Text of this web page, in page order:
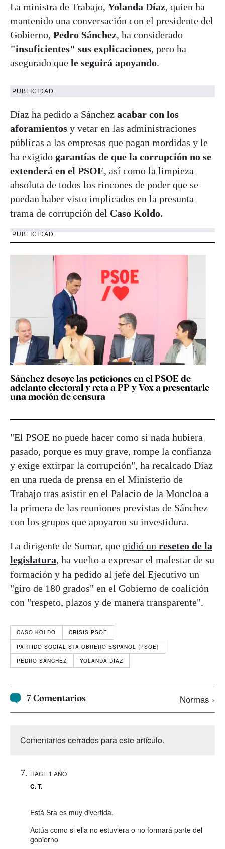
La ministra de Trabajo, Yolanda Díaz, quien ha
mantenido una conversación con el presidente del
Gobierno, Pedro Sánchez, ha considerado
"insuficientes" sus explicaciones, pero ha
asegurado que le seguirá apoyando.
PUBLICIDAD
Díaz ha pedido a Sánchez acabar con los
aforamientos y vetar en las administraciones
públicas a las empresas que pagan mordidas y le
ha exigido garantías de que la corrupción no se
extenderá en el PSOE, así como la limpieza
absoluta de todos los rincones de poder que se
puedan haber visto implicados en la presunta
trama de corrupción del Caso Koldo.
PUBLICIDAD
Sánchez desoye las peticiones en el PSOE de
adelanto electoral y reta a PP y Vox a presentarle
una moción de censura
"El PSOE no puede hacer como si nada hubiera
pasado, porque es muy grave, rompe la confianza
y exige extirpar la corrupción", ha recalcado Díaz
en una rueda de prensa en el Ministerio de
Trabajo tras asistir en el Palacio de la Moncloa a
la primera de las reuniones previstas de Sánchez
con los grupos que apoyaron su investidura.
La dirigente de Sumar, que pidió un reseteo de la
legislatura, ha vuelto a expresar el malestar de su
formación y ha pedido al jefe del Ejecutivo un
"giro de 180 grados" en el Gobierno de coalición
con "respeto, plazos y de manera transparente".
CASO KOLDO
CRISIS PSOE
PARTIDO SOCIALISTA OBRERO ESPAÑOL (PSOE)
PEDRO SÁNCHEZ
YOLANDA DÍAZ
7 Comentarios Normas ›
Comentarios cerrados para este artículo.
HACE 1 AÑO
C. T.
Está Sra es muy divertida.
Actúa como si ella no estuviera o no formará parte del
gobierno